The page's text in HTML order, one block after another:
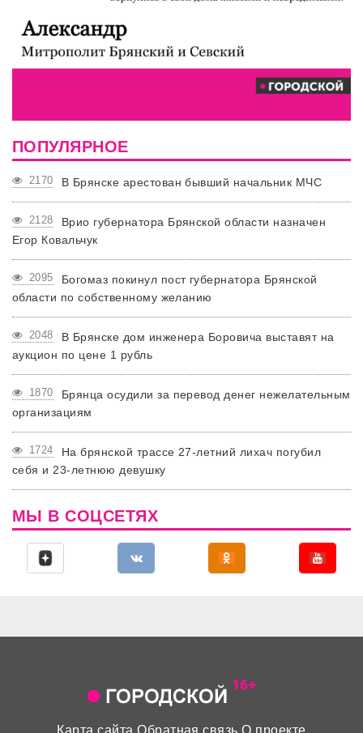
ПОПУЛЯРНОЕ
2170 В Брянске арестован бывший начальник МЧС
2128
Врио губернатора Брянской области назначен
Егор Ковальчук
2095
Богомаз покинул пост губернатора Брянской
области по собственному желанию
2048
В Брянске дом инженера Боровича выставят на
аукцион по цене 1 рубль
1870
Брянца осудили за перевод денег нежелательным
организациям
1724
На брянской трассе 27-летний лихач погубил
себя и 23-летнюю девушку
МЫ В СОЦСЕТЯХ